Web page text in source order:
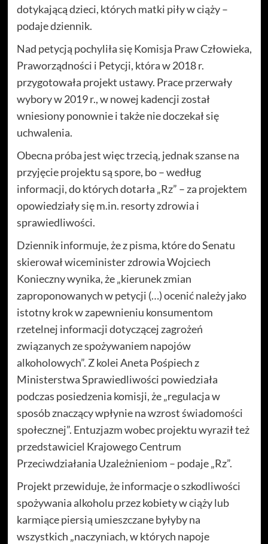
dotykającą dzieci, których matki piły w ciąży –
podaje dziennik.
Nad petycją pochyliła się Komisja Praw Człowieka,
Praworządności i Petycji, która w 2018 r.
przygotowała projekt ustawy. Prace przerwały
wybory w 2019 r., w nowej kadencji został
wniesiony ponownie i także nie doczekał się
uchwalenia.
Obecna próba jest więc trzecią, jednak szanse na
przyjęcie projektu są spore, bo – według
informacji, do których dotarła „Rz” – za projektem
opowiedziały się m.in. resorty zdrowia i
sprawiedliwości.
Dziennik informuje, że z pisma, które do Senatu
skierował wiceminister zdrowia Wojciech
Konieczny wynika, że „kierunek zmian
zaproponowanych w petycji (…) ocenić należy jako
istotny krok w zapewnieniu konsumentom
rzetelnej informacji dotyczącej zagrożeń
związanych ze spożywaniem napojów
alkoholowych”. Z kolei Aneta Pośpiech z
Ministerstwa Sprawiedliwości powiedziała
podczas posiedzenia komisji, że „regulacja w
sposób znaczący wpłynie na wzrost świadomości
społecznej”. Entuzjazm wobec projektu wyraził też
przedstawiciel Krajowego Centrum
Przeciwdziałania Uzależnieniom – podaje „Rz”.
Projekt przewiduje, że informacje o szkodliwości
spożywania alkoholu przez kobiety w ciąży lub
karmiące piersią umieszczane byłyby na
wszystkich „naczyniach, w których napoje